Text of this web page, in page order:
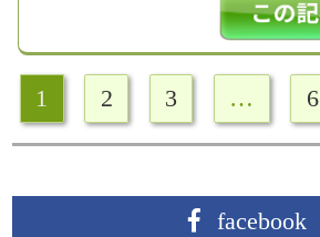
1 2 3 … 6
facebook